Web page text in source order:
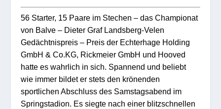
56 Starter, 15 Paare im Stechen – das Championat
von Balve – Dieter Graf Landsberg-Velen
Gedächtnispreis – Preis der Echterhage Holding
GmbH & Co.KG, Rickmeier GmbH und Hooved
hatte es wahrlich in sich. Spannend und beliebt
wie immer bildet er stets den krönenden
sportlichen Abschluss des Samstagsabend im
Springstadion. Es siegte nach einer blitzschnellen